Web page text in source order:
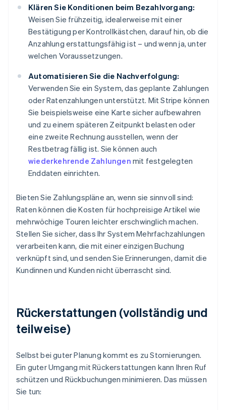
Klären Sie Konditionen beim Bezahlvorgang:
Weisen Sie frühzeitig, idealerweise mit einer
Bestätigung per Kontrollkästchen, darauf hin, ob die
Anzahlung erstattungsfähig ist – und wenn ja, unter
welchen Voraussetzungen.
Automatisieren Sie die Nachverfolgung:
Verwenden Sie ein System, das geplante Zahlungen
oder Ratenzahlungen unterstützt. Mit Stripe können
Sie beispielsweise eine Karte sicher aufbewahren
und zu einem späteren Zeitpunkt belasten oder
eine zweite Rechnung ausstellen, wenn der
Restbetrag fällig ist. Sie können auch
wiederkehrende Zahlungen mit festgelegten
Enddaten einrichten.
Bieten Sie Zahlungspläne an, wenn sie sinnvoll sind:
Raten können die Kosten für hochpreisige Artikel wie
mehrwöchige Touren leichter erschwinglich machen.
Stellen Sie sicher, dass Ihr System Mehrfachzahlungen
verarbeiten kann, die mit einer einzigen Buchung
verknüpft sind, und senden Sie Erinnerungen, damit die
Kundinnen und Kunden nicht überrascht sind.
Rückerstattungen (vollständig und
teilweise)
Selbst bei guter Planung kommt es zu Stornierungen.
Ein guter Umgang mit Rückerstattungen kann Ihren Ruf
schützen und Rückbuchungen minimieren. Das müssen
Sie tun: